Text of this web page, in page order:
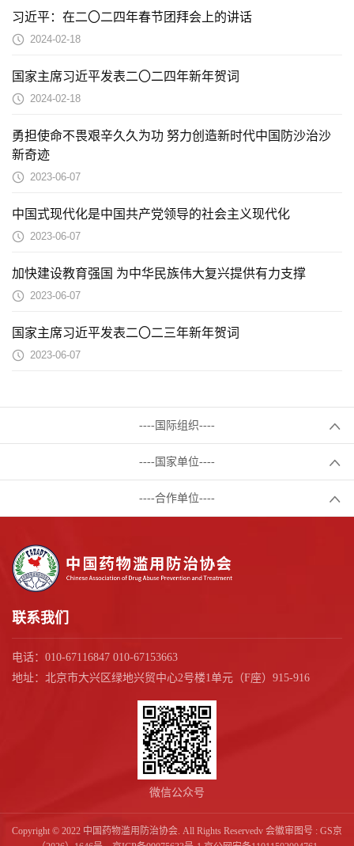
习近平：在二〇二四年春节团拜会上的讲话
2024-02-18
国家主席习近平发表二〇二四年新年贺词
2024-02-18
勇担使命不畏艰辛久久为功 努力创造新时代中国防沙治沙
新奇迹
2023-06-07
中国式现代化是中国共产党领导的社会主义现代化
2023-06-07
加快建设教育强国 为中华民族伟大复兴提供有力支撑
2023-06-07
国家主席习近平发表二〇二三年新年贺词
2023-06-07
----国际组织----
----国家单位----
----合作单位----
联系我们
电话：010-67116847 010-67153663
地址：北京市大兴区绿地兴贸中心2号楼1单元（F座）915-916
微信公众号
Copyright © 2022 中国药物滥用防治协会. All Rights Reservedv 会徽审图号 : GS京